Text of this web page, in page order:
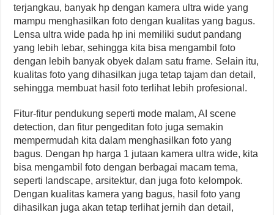
terjangkau, banyak hp dengan kamera ultra wide yang
mampu menghasilkan foto dengan kualitas yang bagus.
Lensa ultra wide pada hp ini memiliki sudut pandang
yang lebih lebar, sehingga kita bisa mengambil foto
dengan lebih banyak obyek dalam satu frame. Selain itu,
kualitas foto yang dihasilkan juga tetap tajam dan detail,
sehingga membuat hasil foto terlihat lebih profesional.
Fitur-fitur pendukung seperti mode malam, AI scene
detection, dan fitur pengeditan foto juga semakin
mempermudah kita dalam menghasilkan foto yang
bagus. Dengan hp harga 1 jutaan kamera ultra wide, kita
bisa mengambil foto dengan berbagai macam tema,
seperti landscape, arsitektur, dan juga foto kelompok.
Dengan kualitas kamera yang bagus, hasil foto yang
dihasilkan juga akan tetap terlihat jernih dan detail,